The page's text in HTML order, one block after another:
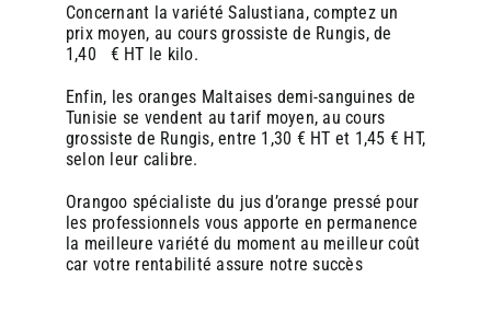
l’économie circulaire.
En conclusion, proposer du jus d’orange frais avec une
machine Zumex est une opportunité stratégique pour une
boulangerie : cela répond aux attentes des consommateurs,
diversifie l’offre, augmente les ventes et renforce l’image
qualité et rentabilité, tout en s’inscrivant dans les tendances
actuelles de consommation responsable et gourmande.
Concernant la variété Salustiana, comptez un
prix moyen, au cours grossiste de Rungis, de
1,40 € HT le kilo.
Enfin, les oranges Maltaises demi-sanguines de
Tunisie se vendent au tarif moyen, au cours
grossiste de Rungis, entre 1,30 € HT et 1,45 € HT,
selon leur calibre.
Orangoo spécialiste du jus d’orange pressé pour
les professionnels vous apporte en permanence
la meilleure variété du moment au meilleur coût
car votre rentabilité assure notre succès
l’économie circulaire.
En conclusion, proposer du jus d’orange frais avec une
machine Zumex est une opportunité stratégique pour une
boulangerie : cela répond aux attentes des consommateurs,
diversifie l’offre, augmente les ventes et renforce l’image
qualité et rentabilité, tout en s’inscrivant dans les tendances
actuelles de consommation responsable et gourmande.